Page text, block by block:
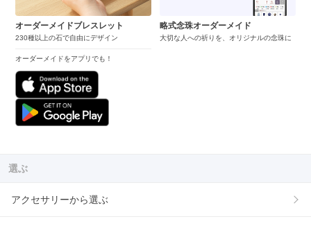
オーダーメイドブレスレット
230種以上の石で自由にデザイン
オーダーメイドをアプリでも！
略式念珠オーダーメイド
大切な人への祈りを、オリジナルの念珠に
選ぶ
アクセサリーから選ぶ